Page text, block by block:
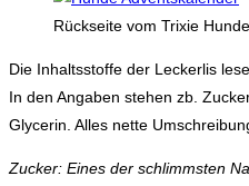
Rückseite vom Trixie
Die Inhaltsstoffe der Leckerlis
In den Angaben stehen zb.
Glycerin. Alles nette
Zucker: Eines der schlimmsten